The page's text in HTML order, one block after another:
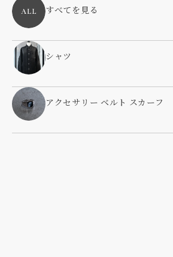
すべてを見る
シャツ
アクセサリー ベルト スカーフ